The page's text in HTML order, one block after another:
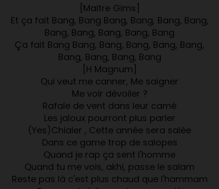
[Maitre Gims]
Et ça fait Bang, Bang Bang, Bang, Bang, Bang,
Bang, Bang, Bang, Bang, Bang
Ça fait Bang Bang, Bang, Bang, Bang, Bang,
Bang, Bang, Bang, Bang
[H Magnum]
Qui veut me canner, Me saigner
Me voir dévoiler ?
Rafale de vent dans leur camé
Les jaloux pourront plus parler
(Yes)Chialer , Cette année sera salée
Dans ce game trop de salopes
Quand je rap ça sent l'homme
Quand tu me vois, akhi, passe le salam
Reste pas là c'est plus chaud que l'hammam